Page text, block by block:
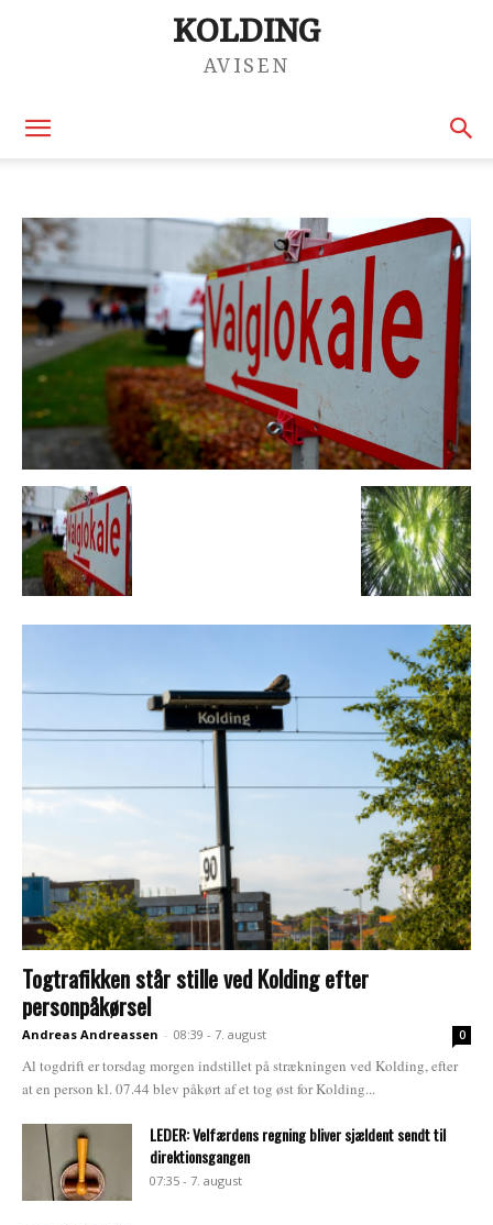
KOLDING
AVISEN
Togtrafikken står stille ved Kolding efter
personpåkørsel
Andreas Andreassen - 08:39 - 7. august 0
Al togdrift er torsdag morgen indstillet på strækningen ved Kolding, efter
at en person kl. 07.44 blev påkørt af et tog øst for Kolding...
LEDER: Velfærdens regning bliver sjældent sendt til
direktionsgangen
07:35 - 7. august